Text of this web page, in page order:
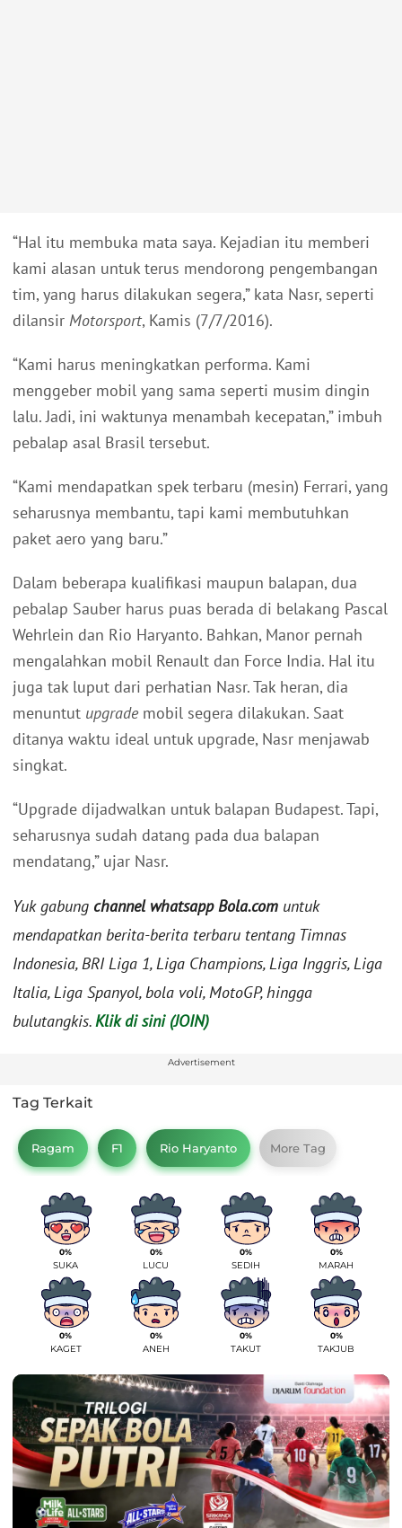
“Hal itu membuka mata saya. Kejadian itu memberi
kami alasan untuk terus mendorong pengembangan
tim, yang harus dilakukan segera,” kata Nasr, seperti
dilansir Motorsport, Kamis (7/7/2016).
“Kami harus meningkatkan performa. Kami
menggeber mobil yang sama seperti musim dingin
lalu. Jadi, ini waktunya menambah kecepatan,” imbuh
pebalap asal Brasil tersebut.
“Kami mendapatkan spek terbaru (mesin) Ferrari, yang
seharusnya membantu, tapi kami membutuhkan
paket aero yang baru.”
Dalam beberapa kualifikasi maupun balapan, dua
pebalap Sauber harus puas berada di belakang Pascal
Wehrlein dan Rio Haryanto. Bahkan, Manor pernah
mengalahkan mobil Renault dan Force India. Hal itu
juga tak luput dari perhatian Nasr. Tak heran, dia
menuntut upgrademobil segera dilakukan. Saat
ditanya waktu ideal untuk upgrade, Nasr menjawab
singkat.
“Upgrade dijadwalkan untuk balapan Budapest. Tapi,
seharusnya sudah datang pada dua balapan
mendatang,” ujar Nasr.
Yuk gabung channel whatsapp Bola.com untuk
mendapatkan berita-berita terbaru tentang Timnas
Indonesia, BRI Liga 1, Liga Champions, Liga Inggris, Liga
Italia, Liga Spanyol, bola voli, MotoGP, hingga
bulutangkis.Klik di sini (JOIN)
Advertisement
Tag Terkait
Ragam F1 Rio Haryanto More Tag
0%
SUKA
0%
LUCU
0%
SEDIH
0%
MARAH
0%
KAGET
0%
ANEH
0%
TAKUT
0%
TAKJUB